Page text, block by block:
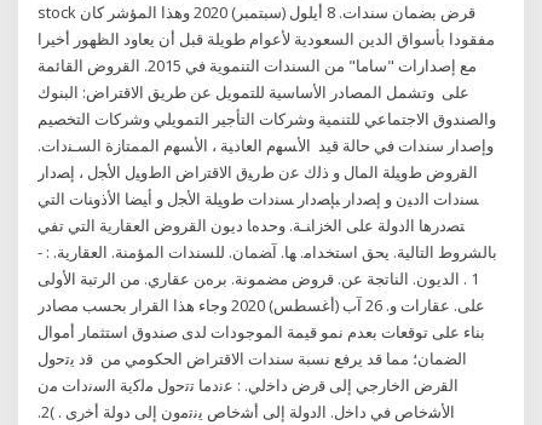
stock قرض بضمان سندات. 8 أيلول (سبتمبر) 2020 وهذا المؤشر كان
مفقودا بأسواق الدين السعودية لأعوام طويلة قبل أن يعاود الظهور أخيرا
مع إصدارات "ساما" من السندات التنموية في 2015. القروض القائمة
على وتشمل المصادر الأساسية للتمويل عن طريق الاقتراض: البنوك
والصندوق الاجتماعي للتنمية وشركات التأجير التمويلي وشركات التخصيم
وإصدار سندات في حالة قيد ﺍﻷﺴﻬﻡ ﺍﻟﻌﺎﺩﻴﺔ ، ﺍﻷﺴﻬﻡ ﺍﻟﻤﻤﺘﺎﺯﺓ ﺍﻟﺴـﻨﺩﺍﺕ.
ﺍﻟﻘﺭﻭﺽ ﻁﻭﻴﻠﺔ ﺍﻟﻤﺎل ﻭ ﺫﻟﻙ ﻋﻥ ﻁﺭﻴﻕ ﺍﻻﻗﺘﺭﺍﺽ ﺍﻟﻁﻭﻴل ﺍﻷﺠل ، ﺇﺼﺩﺍﺭ
ﺴﻨﺩﺍﺕ ﺍﻟﺩﻴﻥ ﻭ ﺇﺼﺩﺍﺭ ﺒﺈﺼﺩﺍﺭ ﺴﻨﺩﺍﺕ ﻁﻭﻴﻠﺔ ﺍﻷﺠل ﻭ ﺃﻴﻀﺎ ﺍﻷﺫﻭﻨﺎﺕ ﺍﻟﺘﻲ
ﺘﺼﺩﺭﻫﺎ ﺍﻟﺩﻭﻟﺔ ﻋﻠﻰ ﺍﻟﺨﺯﺍﻨـﺔ. وﺣﺪهﺎ دﻳﻮن اﻟﻘﺮوض اﻟﻌﻘﺎرﻳﺔ اﻟﺘﻲ ﺗﻔﻲ
ﺑﺎﻟﺸﺮوط اﻟﺘﺎﻟﻴﺔ. ﻳﺤﻖ اﺳﺘﺨﺪاﻣ. ﻬﺎ. آﻀﻤﺎن. ﻟﻠﺴﻨﺪات اﻟﻤﺆﻣﻨﺔ. اﻟﻌﻘﺎرﻳﺔ. : -
1 . اﻟﺪﻳﻮن. اﻟﻨﺎﺗﺠﺔ ﻋﻦ. ﻗﺮوض ﻣﻀﻤﻮﻧﺔ. ﺑﺮهﻦ ﻋﻘﺎري. ﻣﻦ اﻟﺮﺗﺒﺔ اﻷوﻟﻰ
ﻋﻠﻰ. ﻋﻘﺎرات و. 26 آب (أغسطس) 2020 وجاء هذا القرار بحسب مصادر
بناء على توقعات بعدم نمو قيمة الموجودات لدى صندوق استثمار أموال
الضمان؛ مما قد يرفع نسبة سندات الاقتراض الحكومي من ﻗد ﯾﺗﺣول
اﻟﻘرض اﻟﺧﺎرﺟﻲ إﻟﯽ ﻗرض داﺧﻟﻲ. : ﻋﻧدﻣﺎ ﺗﺗﺣول ﻣﻟﮐﯾﺔ اﻟﺳﻧدات ﻣن
اﻷﺷﺧﺎص ﻓﻲ داﺧل. اﻟدوﻟﺔ إﻟﯽ أﺷﺧﺎص ﯾﻧﺗﻣون إﻟﯽ دوﻟﺔ أﺧرى . )2.